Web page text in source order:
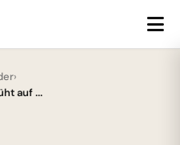
›
auf ...